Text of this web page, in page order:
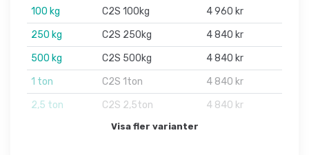
100 kg C2S 100kg
4 960 kr
250 kg
C2S 250kg
4 840 kr
500 kg
C2S 500kg
4 840 kr
1 ton
C2S 1ton
4 840 kr
2,5 ton
C2S 2,5ton 4 840 kr
Visa fler varianter